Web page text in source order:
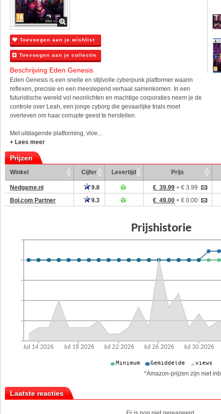
Toevoegen aan je wishlist
Toevoegen aan je collectie
Beschrijving Eden Genesis
Eden Genesis is een snelle en stijlvolle cyberpunk platformer waarin
reflexen, precisie en een meeslepend verhaal samenkomen. In een
futuristische wereld vol neonlichten en machtige corporaties neem je de
controle over Leah, een jonge cyborg die gevaarlijke trials moet
overleven om haar corrupte geest te herstellen.
Met uitdagende platforming, vloe...
+ Lees meer
Prijzen
Winkel Cijfer Levertijd Prijs
Nedgame.nl 9.8 € 39.99 + € 3.99
Bol.com Partner
9.3 € 49.00 + € 0.00
*Amazon-prijzen zijn niet
Laatste reacties